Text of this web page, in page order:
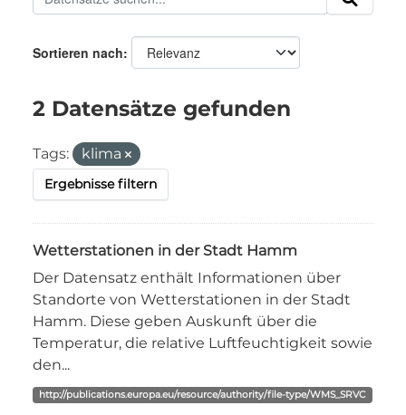
Sortieren nach
2 Datensätze gefunden
Tags: klima
Ergebnisse filtern
Wetterstationen in der Stadt Hamm
Der Datensatz enthält Informationen über
Standorte von Wetterstationen in der Stadt
Hamm. Diese geben Auskunft über die
Temperatur, die relative Luftfeuchtigkeit sowie
den...
http://publications.europa.eu/resource/authority/file-type/WMS_SRVC